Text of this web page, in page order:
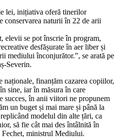
lei, inițiativa oferă tinerilor
conservarea naturii în 22 de arii
elevii se pot înscrie în program,
desfășurate în aer liber și
mediului înconjurător.”, se arată pe
Severin.
finanțăm cazarea copiilor,
sine, iar în măsura în care
succes, în anii viitori ne propunem
un buget și mai mare și până la
modelul din alte țări, ca
să fie cât mai des întâlnită în
ministrul Mediului.